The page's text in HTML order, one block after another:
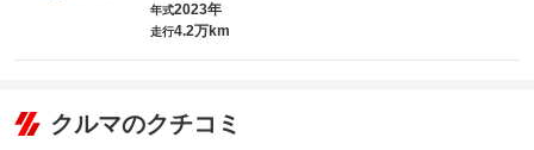
年式2023年
走行4.2万km
クルマのクチコミ